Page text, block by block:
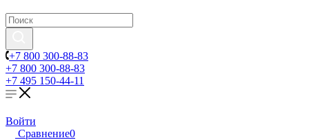
+7 800 300-88-83
+7 800 300-88-83
+7 495 150-44-11
Войти
Сравнение0